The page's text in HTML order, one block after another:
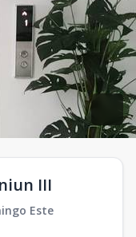
III
Este